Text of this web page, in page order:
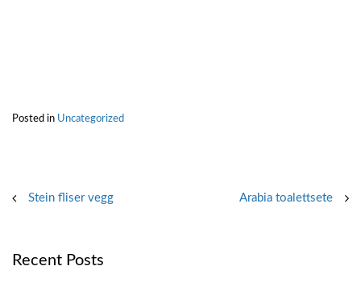
Posted in Uncategorized
Post
Stein fliser vegg Arabia toalettsete
Recent Posts